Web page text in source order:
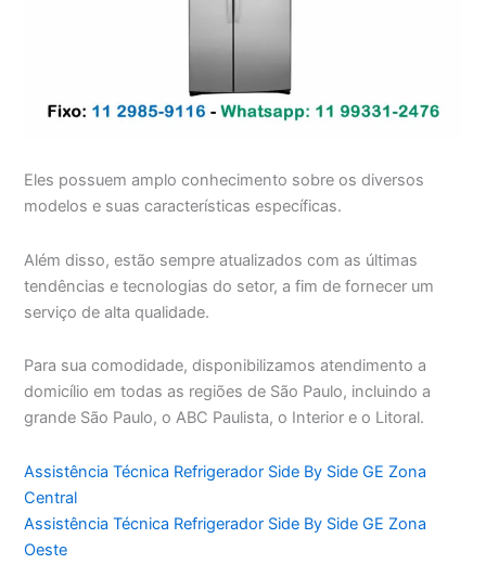
Eles possuem amplo conhecimento sobre os diversos
modelos e suas características específicas.
Além disso, estão sempre atualizados com as últimas
tendências e tecnologias do setor, a fim de fornecer um
serviço de alta qualidade.
Para sua comodidade, disponibilizamos atendimento a
domicílio em todas as regiões de São Paulo, incluindo a
grande São Paulo, o ABC Paulista, o Interior e o Litoral.
Assistência Técnica Refrigerador Side By Side GE Zona
Central
Assistência Técnica Refrigerador Side By Side GE Zona
Oeste